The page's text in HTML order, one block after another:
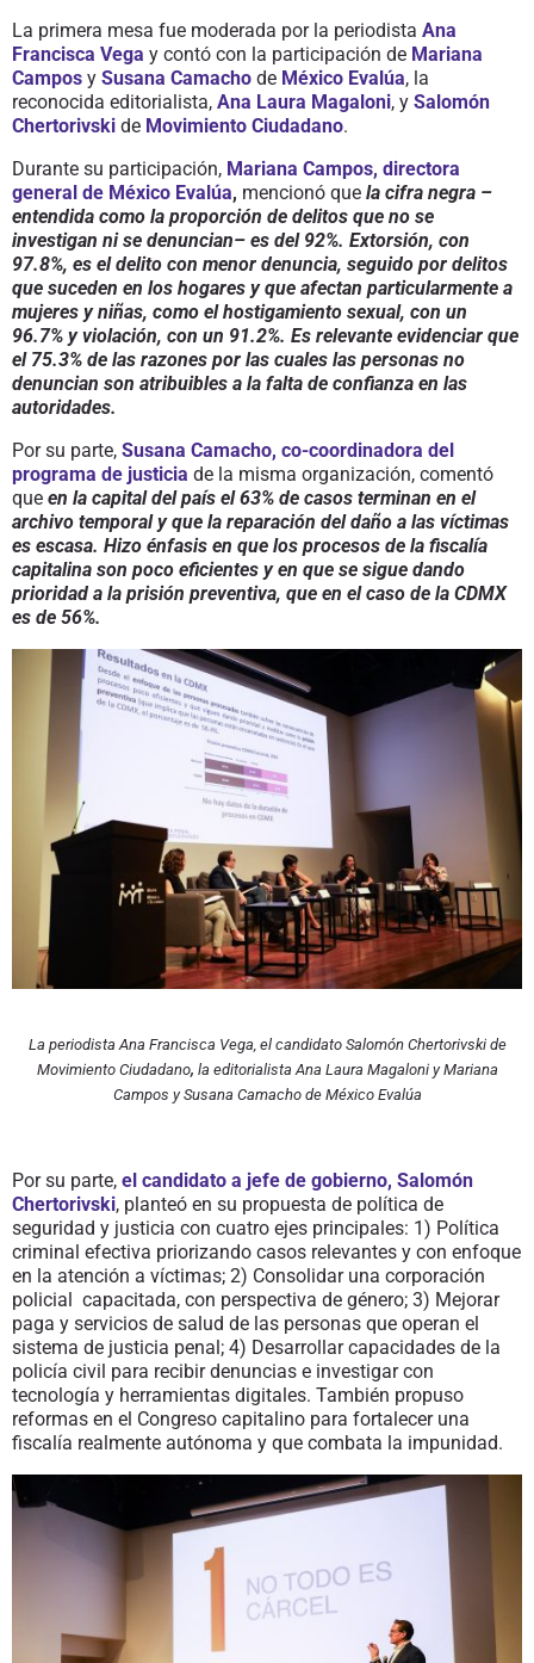
La primera mesa fue moderada por la periodista Ana
Francisca Vega y contó con la participación de Mariana
Campos y Susana Camacho de México Evalúa, la
reconocida editorialista, Ana Laura Magaloni, y Salomón
Chertorivski de Movimiento Ciudadano.
Durante su participación, Mariana Campos, directora
general de México Evalúa, mencionó que la cifra negra –
entendida como la proporción de delitos que no se
investigan ni se denuncian– es del 92%. Extorsión, con
97.8%, es el delito con menor denuncia, seguido por delitos
que suceden en los hogares y que afectan particularmente a
mujeres y niñas, como el hostigamiento sexual, con un
96.7% y violación, con un 91.2%. Es relevante evidenciar que
el 75.3% de las razones por las cuales las personas no
denuncian son atribuibles a la falta de confianza en las
autoridades.
Por su parte, Susana Camacho, co-coordinadora del
programa de justicia de la misma organización, comentó
que en la capital del país el 63% de casos terminan en el
archivo temporal y que la reparación del daño a las víctimas
es escasa. Hizo énfasis en que los procesos de la fiscalía
capitalina son poco eficientes y en que se sigue dando
prioridad a la prisión preventiva, que en el caso de la CDMX
es de 56%.
La periodista Ana Francisca Vega, el candidato Salomón Chertorivski de
Movimiento Ciudadano, la editorialista Ana Laura Magaloni y Mariana
Campos y Susana Camacho de México Evalúa
Por su parte, el candidato a jefe de gobierno, Salomón
Chertorivski, planteó en su propuesta de política de
seguridad y justicia con cuatro ejes principales: 1) Política
criminal efectiva priorizando casos relevantes y con enfoque
en la atención a víctimas; 2) Consolidar una corporación
policial capacitada, con perspectiva de género; 3) Mejorar
paga y servicios de salud de las personas que operan el
sistema de justicia penal; 4) Desarrollar capacidades de la
policía civil para recibir denuncias e investigar con
tecnología y herramientas digitales. También propuso
reformas en el Congreso capitalino para fortalecer una
fiscalía realmente autónoma y que combata la impunidad.